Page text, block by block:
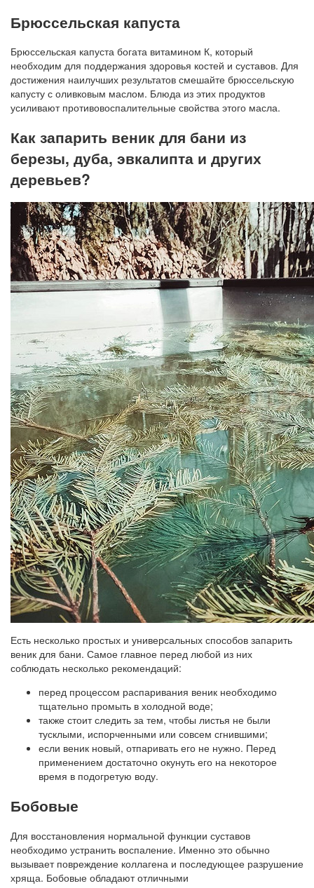
Брюссельская капуста
Брюссельская капуста богата витамином К, который
необходим для поддержания здоровья костей и суставов. Для
достижения наилучших результатов смешайте брюссельскую
капусту с оливковым маслом. Блюда из этих продуктов
усиливают противовоспалительные свойства этого масла.
Как запарить веник для бани из
березы, дуба, эвкалипта и других
деревьев?
Есть несколько простых и универсальных способов запарить
веник для бани. Самое главное перед любой из них
соблюдать несколько рекомендаций:
перед процессом распаривания веник необходимо
тщательно промыть в холодной воде;
также стоит следить за тем, чтобы листья не были
тусклыми, испорченными или совсем сгнившими;
если веник новый, отпаривать его не нужно. Перед
применением достаточно окунуть его на некоторое
время в подогретую воду.
Бобовые
Для восстановления нормальной функции суставов
необходимо устранить воспаление. Именно это обычно
вызывает повреждение коллагена и последующее разрушение
хряща. Бобовые обладают отличными